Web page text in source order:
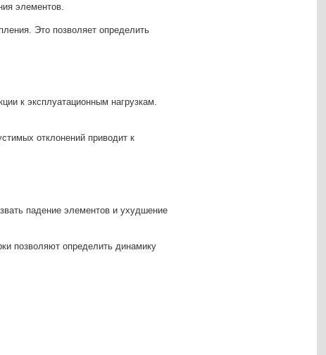
элементов.
Это позволяет определить
к эксплуатационным нагрузкам.
отклонений приводит к
падение элементов и ухудшение
позволяют определить динамику